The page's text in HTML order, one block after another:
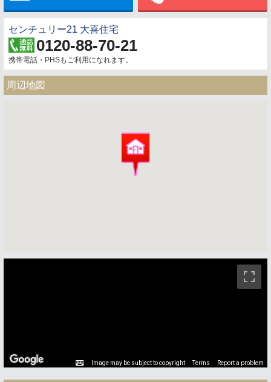
センチュリー21 大喜住宅
0120-88-70-21
携帯電話・PHSもご利用になれます。
周辺地図
Image may be subject to copyright Terms Report a problem